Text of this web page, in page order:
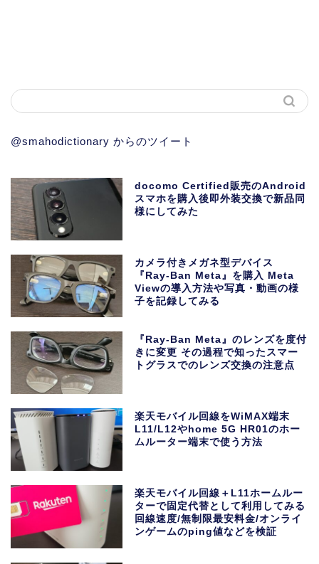
@smahodictionary からのツイート
docomo Certified販売のAndroid
スマホを購入後即外装交換で新品同
様にしてみた
カメラ付きメガネ型デバイス
『Ray-Ban Meta』を購入 Meta
Viewの導入方法や写真・動画の様
子を記録してみる
『Ray-Ban Meta』のレンズを度付
きに変更 その過程で知ったスマー
トグラスでのレンズ交換の注意点
楽天モバイル回線をWiMAX端末
L11/L12やhome 5G HR01のホー
ムルーター端末で使う方法
楽天モバイル回線＋L11ホームルー
ターで固定代替として利用してみる
回線速度/無制限最安料金/オンライ
ンゲームのping値などを検証